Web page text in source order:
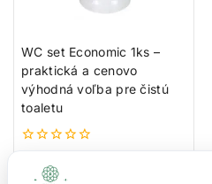
WC set Economic 1ks –
praktická a cenovo
výhodná voľba pre čistú
toaletu